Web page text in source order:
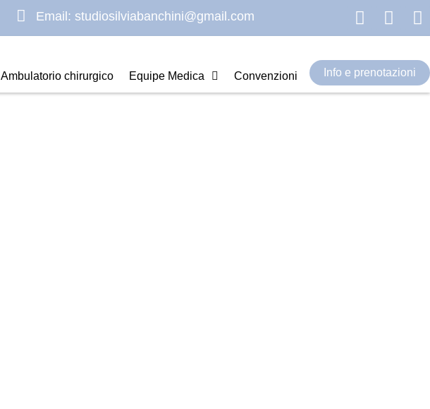
Email: studiosilviabanchini@gmail.com
Ambulatorio chirurgico Equipe Medica Convenzioni Info e prenotazioni